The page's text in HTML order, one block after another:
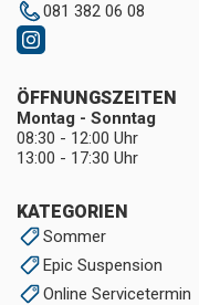
081 382 06 08
KATEGORIEN
Sommer
Epic Suspension
Online Servicetermin
ÖFFNUNGSZEITEN
Montag - Sonntag
08:30 - 12:00 Uhr
13:00 - 17:30 Uhr